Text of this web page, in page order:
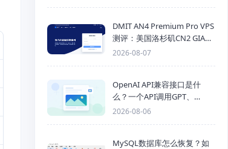
DMIT AN4 Premium Pro VPS
测评：美国洛杉矶CN2 GIA三
网优化线路性能测试
2026-08-07
OpenAI API兼容接口是什
么？一个API调用GPT、
Claude、Gemini、DeepSeek
2026-08-06
MySQL数据库怎么恢复？如